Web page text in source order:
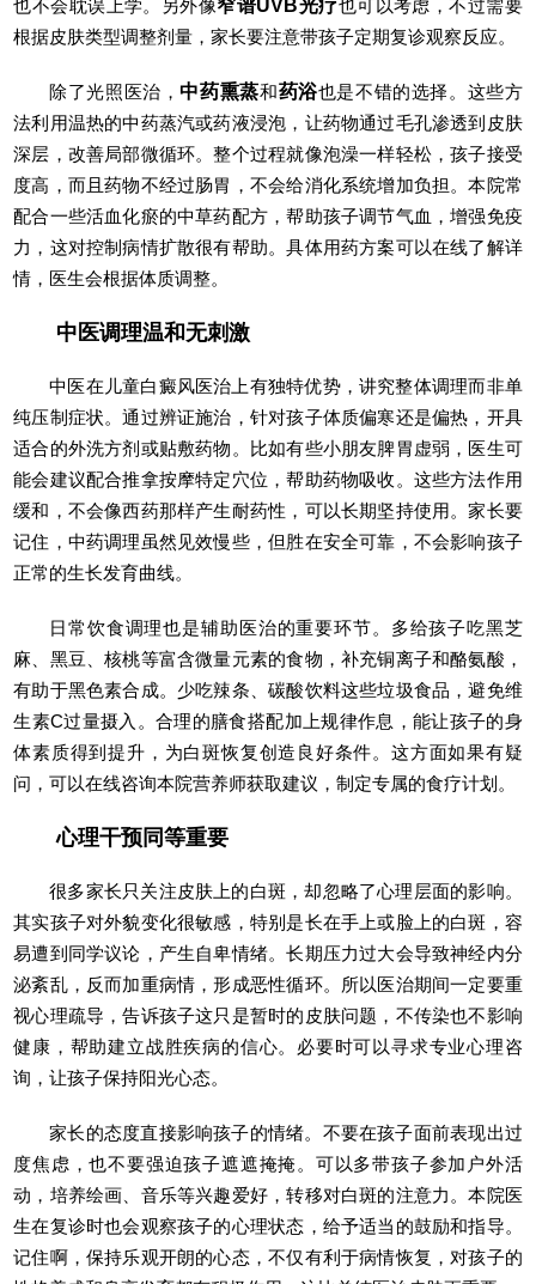
也不会耽误上学。另外像窄谱UVB光疗也可以考虑，不过需要
根据皮肤类型调整剂量，家长要注意带孩子定期复诊观察反应。
除了光照医治，中药熏蒸和药浴也是不错的选择。这些方
法利用温热的中药蒸汽或药液浸泡，让药物通过毛孔渗透到皮肤
深层，改善局部微循环。整个过程就像泡澡一样轻松，孩子接受
度高，而且药物不经过肠胃，不会给消化系统增加负担。本院常
配合一些活血化瘀的中草药配方，帮助孩子调节气血，增强免疫
力，这对控制病情扩散很有帮助。具体用药方案可以在线了解详
情，医生会根据体质调整。
中医调理温和无刺激
中医在儿童白癜风医治上有独特优势，讲究整体调理而非单
纯压制症状。通过辨证施治，针对孩子体质偏寒还是偏热，开具
适合的外洗方剂或贴敷药物。比如有些小朋友脾胃虚弱，医生可
能会建议配合推拿按摩特定穴位，帮助药物吸收。这些方法作用
缓和，不会像西药那样产生耐药性，可以长期坚持使用。家长要
记住，中药调理虽然见效慢些，但胜在安全可靠，不会影响孩子
正常的生长发育曲线。
日常饮食调理也是辅助医治的重要环节。多给孩子吃黑芝
麻、黑豆、核桃等富含微量元素的食物，补充铜离子和酪氨酸，
有助于黑色素合成。少吃辣条、碳酸饮料这些垃圾食品，避免维
生素C过量摄入。合理的膳食搭配加上规律作息，能让孩子的身
体素质得到提升，为白斑恢复创造良好条件。这方面如果有疑
问，可以在线咨询本院营养师获取建议，制定专属的食疗计划。
心理干预同等重要
很多家长只关注皮肤上的白斑，却忽略了心理层面的影响。
其实孩子对外貌变化很敏感，特别是长在手上或脸上的白斑，容
易遭到同学议论，产生自卑情绪。长期压力过大会导致神经内分
泌紊乱，反而加重病情，形成恶性循环。所以医治期间一定要重
视心理疏导，告诉孩子这只是暂时的皮肤问题，不传染也不影响
健康，帮助建立战胜疾病的信心。必要时可以寻求专业心理咨
询，让孩子保持阳光心态。
家长的态度直接影响孩子的情绪。不要在孩子面前表现出过
度焦虑，也不要强迫孩子遮遮掩掩。可以多带孩子参加户外活
动，培养绘画、音乐等兴趣爱好，转移对白斑的注意力。本院医
生在复诊时也会观察孩子的心理状态，给予适当的鼓励和指导。
记住啊，保持乐观开朗的心态，不仅有利于病情恢复，对孩子的